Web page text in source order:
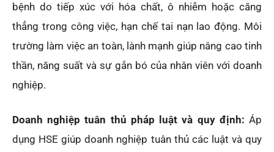
bệnh do tiếp xúc với hóa chất, ô nhiễm hoặc căng
thẳng trong công việc, hạn chế tai nạn lao động. Môi
trường làm việc an toàn, lành mạnh giúp nâng cao tinh
thần, năng suất và sự gắn bó của nhân viên với doanh
nghiệp.
Doanh nghiệp tuân thủ pháp luật và quy định: Áp
dụng HSE giúp doanh nghiệp tuân thủ các luật và quy